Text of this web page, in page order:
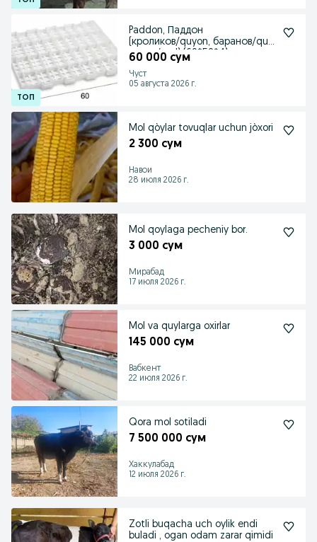
Paddon, Паддон
(кроликов/quyon, баранов/quy,
коров/mol) (60*50*4)
60 000 сум
Чуст
05 августа 2026 г.
Mol qòylar tovuqlar uchun jòxori
2 300 сум
Навои
28 июля 2026 г.
Mol qoylaga pecheniy bor.
3 000 сум
Мирабад
17 июля 2026 г.
Mol va quylarga oxirlar
145 000 сум
Вабкент
22 июля 2026 г.
Qora mol sotiladi
7 500 000 сум
Хаккулабад
12 июля 2026 г.
Zotli buqacha uch oylik endi
buladi , ogan odam zarar qimidi